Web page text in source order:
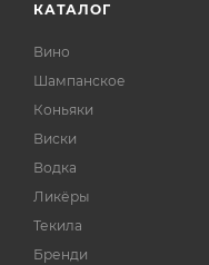
КАТАЛОГ
Вино
Шампанское
Коньяки
Виски
Водка
Ликёры
Текила
Бренди